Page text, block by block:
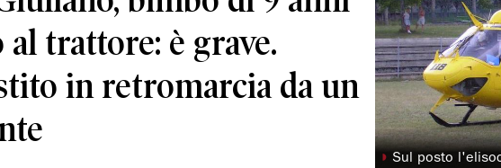
al trattore: è grave.
in retromarcia da un
◗ Sul posto